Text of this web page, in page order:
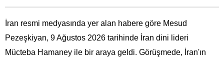
İran resmi medyasında yer alan habere göre Mesud
Pezeşkiyan, 9 Ağustos 2026 tarihinde İran dini lideri
Mücteba Hamaney ile bir araya geldi. Görüşmede, İran'ın